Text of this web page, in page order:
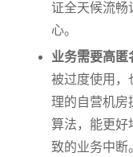
证全天候流畅
心。
业务需要高匿
被过度使用，
理的自营机房
算法，能更好
致的业务中断